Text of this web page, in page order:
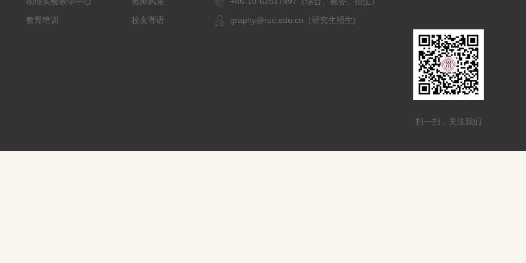
教育培训
校友寄语
graphy@ruc.edu.cn（研究生招生)
扫一扫，关注我们